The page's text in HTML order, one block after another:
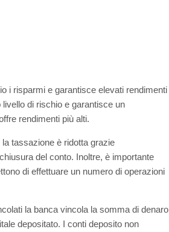
i risparmi e garantisce elevati rendimenti
di rischio e garantisce un
rendimenti più alti.
tassazione è ridotta grazie
del conto. Inoltre, è importante
di effettuare un numero di operazioni
la banca vincola la somma di denaro
depositato. I conti deposito non